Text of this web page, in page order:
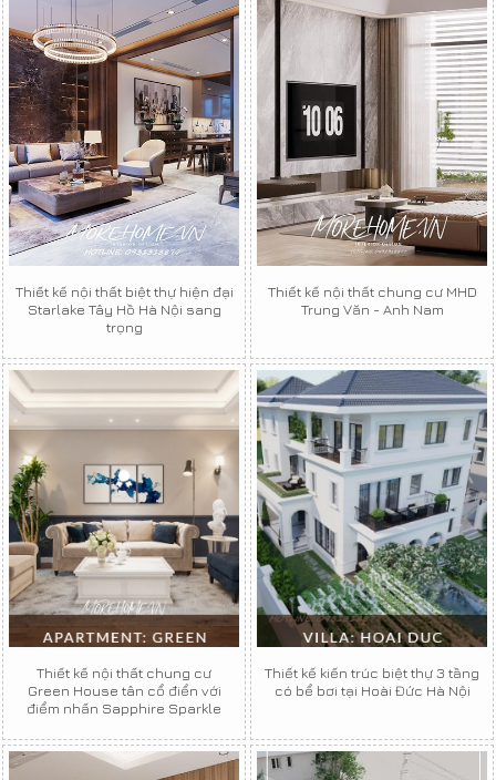
Thiết kế nội thất biệt thự hiện đại
Starlake Tây Hồ Hà Nội sang
trọng
Thiết kế nội thất chung cư MHD
Trung Văn - Anh Nam
Thiết kế nội thất chung cư
Green House tân cổ điển với
điểm nhấn Sapphire Sparkle
Thiết kế kiến trúc biệt thự 3 tầng
có bể bơi tại Hoài Đức Hà Nội